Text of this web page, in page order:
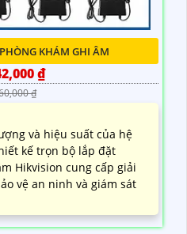
KHÁM GHI ÂM
₫
₫
và hiệu suất của hệ
kế trọn bộ lắp đặt
Hikvision cung cấp giải
vệ an ninh và giám sát